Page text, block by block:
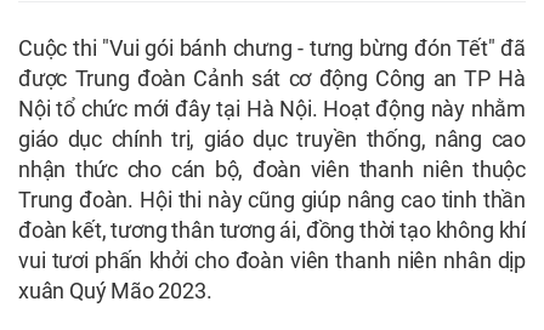
Cuộc thi "Vui gói bánh chưng - tưng bừng đón Tết" đã
được Trung đoàn Cảnh sát cơ động Công an TP Hà
Nội tổ chức mới đây tại Hà Nội. Hoạt động này nhằm
giáo dục chính trị, giáo dục truyền thống, nâng cao
nhận thức cho cán bộ, đoàn viên thanh niên thuộc
Trung đoàn. Hội thi này cũng giúp nâng cao tinh thần
đoàn kết, tương thân tương ái, đồng thời tạo không khí
vui tươi phấn khởi cho đoàn viên thanh niên nhân dịp
xuân Quý Mão 2023.